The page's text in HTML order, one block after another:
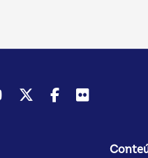
YoutubeTwitter/X
Facebook
Flickr